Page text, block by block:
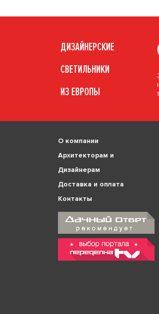
ДИЗАЙНЕРСКИЕ
СВЕТИЛЬНИКИ
ИЗ ЕВРОПЫ
О компании
Архитекторам и
Дизайнерам
Доставка и оплата
Контакты